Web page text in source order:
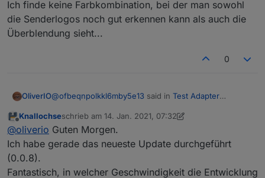
@ofbeqnpolkkl6mby5e13
das blendet es beim
Ich finde keine Farbkombination, bei der man sowohl
die Senderlogos noch gut erkennen kann als auch die
Überblendung sieht...
0
OliverIO@ofbeqnpolkkl6mby5e13 said in Test Adapter
TV-Browser
denen die es brauchen,
Offline
Knallochseschrieb am 14. Jan. 2021, 07:32
zuletzt editiert von Knallochse
@oliverio Guten Morgen.
Ich habe gerade das neueste Update durchgeführt
(0.0.8).
Fantastisch, in welcher Geschwindigkeit die Entwicklung